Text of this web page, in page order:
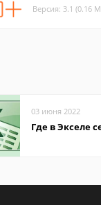
Версия: 3.1 (0.16
03 июня 2022
Где в Экселе